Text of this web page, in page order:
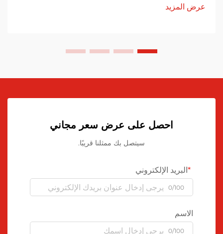
عرض المزيد
احصل على عرض سعر مجاني
سيتصل بك ممثلنا قريبًا.
البريد الإلكتروني
0/100
الاسم
0/100